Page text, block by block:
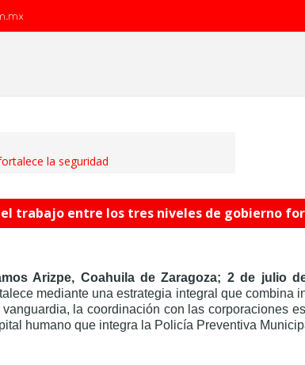
la seguridad
el trabajo entre los tres niveles de gobierno
Arizpe, Coahuila de Zaragoza; 2 de julio
mediante una estrategia integral que combina
vanguardia, la coordinación con las corporaciones
humano que integra la Policía Preventiva